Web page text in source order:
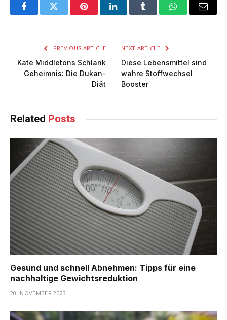
FacebookTwitter PinterestLinkedInTumblr WhatsAppEmail
PREVIOUS ARTICLE
Kate Middletons Schlank
Geheimnis: Die Dukan-
Diät
NEXT ARTICLE
Diese Lebensmittel sind
wahre Stoffwechsel
Booster
Related Posts
Gesund und schnell Abnehmen: Tipps für eine
nachhaltige Gewichtsreduktion
20. NOVEMBER 2023